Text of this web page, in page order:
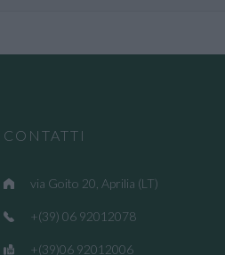
CONTATTI
via Goito 20, Aprilia (LT)
+(39) 06 92012078
+(39)06 92012006